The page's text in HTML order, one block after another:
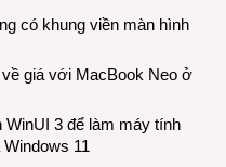
có khung viền màn hình
giá với MacBook Neo ở
WinUI 3 để làm máy tính
11